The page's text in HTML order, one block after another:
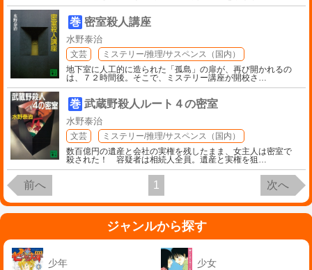
巻 密室殺人講座
水野泰治
文芸
ミステリー/推理/サスペンス（国内）
地下室に人工的に造られた「孤島」の扉が、再び開かれるの
は、７２時間後。そこで、ミステリー講座が開校さ …
巻 武蔵野殺人ルート４の密室
水野泰治
文芸
ミステリー/推理/サスペンス（国内）
数百億円の遺産と会社の実権を残したまま、女主人は密室で
殺された！ 容疑者は相続人全員。遺産と実権を狙 …
前へ 1 次へ
ジャンルから探す
少年 少女